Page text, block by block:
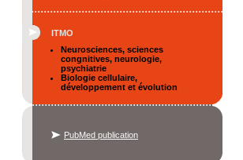
ITMO
Neurosciences, sciences
congnitives, neurologie,
psychiatrie
Biologie cellulaire,
développement et évolution
PubMed publication